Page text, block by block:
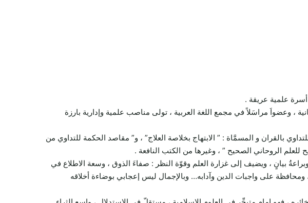
، وعضواَ مراسَلاً في مجمع اللغة العربية ، تولى مناصب علمية وإدارية بارزة
بالقران و المسمَّاة : ” الابتهاج بخلاصة العلاج” ، و” مقاصد الحكمة للتداوي من
للعلم الروحاني الصحيح ” ، وغيرها من الكتب النافعة .
بيانٍ ، ويضيف إلى غزارة العلم وقوّة النظر : صفاءَ الذوق ، وسعة الاطلاع في
على واجبات الدين وآدابه… وبالإجمال ليس إعجابي بوضاءة أخلاقه